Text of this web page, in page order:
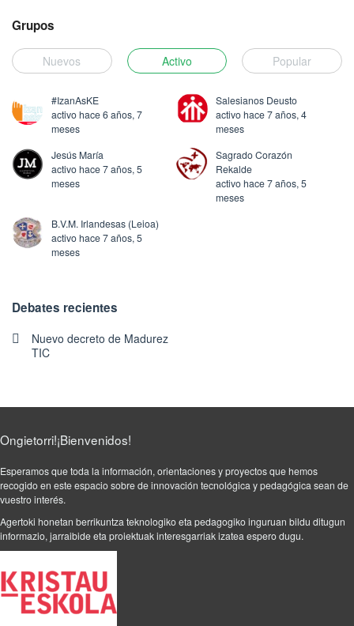
Grupos
Nuevos Activo Popular
#IzanAsKE
activo hace 6 años, 7
meses
Salesianos Deusto
activo hace 7 años, 4
meses
Jesús María
activo hace 7 años, 5
meses
Sagrado Corazón
Rekalde
activo hace 7 años, 5
meses
B.V.M. Irlandesas (Leioa)
activo hace 7 años, 5
meses
Debates recientes
Nuevo decreto de Madurez
TIC
Ongietorri!¡Bienvenidos!
Esperamos que toda la información, orientaciones y proyectos que hemos
recogido en este espacio sobre de innovación tecnológica y pedagógica sean de
vuestro interés.
Agertoki honetan berrikuntza teknologiko eta pedagogiko inguruan bildu ditugun
informazio, jarraibide eta proiektuak interesgarriak izatea espero dugu.